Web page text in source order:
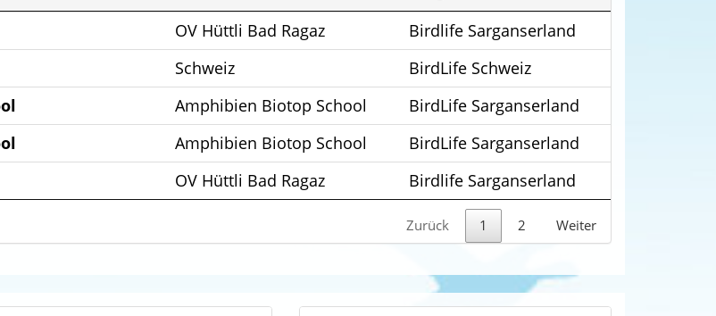
OV Hüttli Bad Ragaz
Birdlife Sarganserland
Schweiz
BirdLife Schweiz
Amphibien Biotop School
BirdLife Sarganserland
Amphibien Biotop School
BirdLife Sarganserland
OV Hüttli Bad Ragaz Birdlife Sarganserland
Zurück 1 2 Weiter